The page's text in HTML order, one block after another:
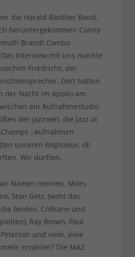
die Harald Banther Band,
heruntergekommen Conny
Brandt Combo
Interview mit uns machte
Friedrichs, der
Dort hatten
der Nacht im Apollo am
ein Aufnahmestudio
der Jazzwelt, die Jazz at
, Aufnahmen
unseren Regisseur, ob
Wir durften.
Namen nennen. Miles
Stan Getz, (wohl das
beiden, Coltrane und
Ray Brown, Paul
und viele, viele
erzählen? Die MAZ